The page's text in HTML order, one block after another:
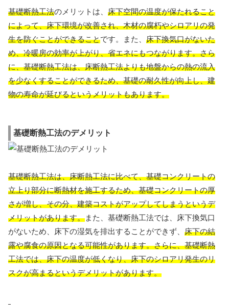
基礎断熱工法のメリットは、 床下空間の温度が保たれること
によって、床下環境が改善され、木材の腐朽やシロアリの発
生を防ぐことができることです。また、 床下換気口がないた
め、冷暖房の効率が上がり、省エネにもつながります。さら
に、基礎断熱工法は、床断熱工法よりも地盤からの熱の流入
を少なくすることができるため、基礎の耐久性が向上し、建
物の寿命が延びるというメリットもあります。
基礎断熱工法のデメリット
基礎断熱工法は、床断熱工法に比べて、基礎コンクリートの
立上り部分に断熱材を施工するため、基礎コンクリートの厚
さが増し、その分、建築コストがアップしてしまうというデ
メリットがあります。また、基礎断熱工法では、床下換気口
がないため、床下の湿気を排出することができず、 床下の結
露や腐食の原因となる可能性があります。さらに、基礎断熱
工法では、床下の温度が低くなり、床下のシロアリ発生のリ
スクが高まるというデメリットがあります。